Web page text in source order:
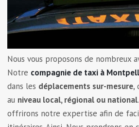
Nous vous proposons de nombreux
Notre compagnie de taxi à
dans les déplacements sur-mesure,
au niveau local, régional ou national
offrirons notre expertise afin de